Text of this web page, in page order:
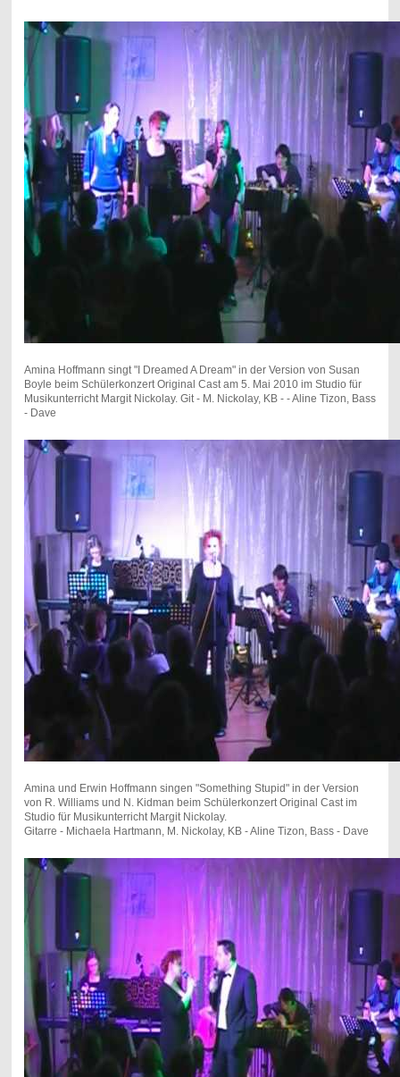
Amina Hoffmann singt "I Dreamed A Dream" in der Version von Susan
Boyle beim Schülerkonzert Original Cast am 5. Mai 2010 im Studio für
Musikunterricht Margit Nickolay. Git - M. Nickolay, KB - - Aline Tizon, Bass
- Dave
Amina und Erwin Hoffmann singen "Something Stupid" in der Version
von R. Williams und N. Kidman beim Schülerkonzert Original Cast im
Studio für Musikunterricht Margit Nickolay.
Gitarre - Michaela Hartmann, M. Nickolay, KB - Aline Tizon, Bass - Dave